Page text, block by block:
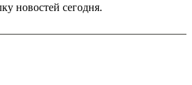
новостей сегодня.